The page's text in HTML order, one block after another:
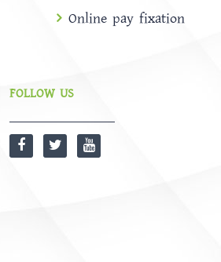
Online pay fixation
FOLLOW US